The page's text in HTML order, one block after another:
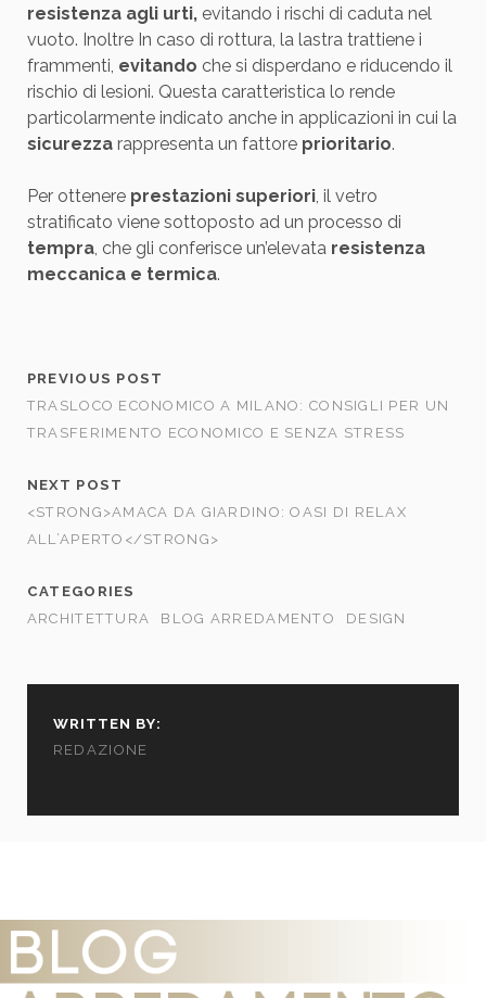
resistenza agli urti, evitando i rischi di caduta nel
vuoto. Inoltre In caso di rottura, la lastra trattiene i
frammenti, evitando che si disperdano e riducendo il
rischio di lesioni. Questa caratteristica lo rende
particolarmente indicato anche in applicazioni in cui la
sicurezzarappresenta un fattore prioritario.
Per ottenere prestazioni superiori, il vetro
stratificato viene sottoposto ad un processo di
tempra, che gli conferisce un’elevata resistenza
meccanica e termica.
PREVIOUS POST
TRASLOCO ECONOMICO A MILANO: CONSIGLI PER UN
TRASFERIMENTO ECONOMICO E SENZA STRESS
NEXT POST
<STRONG>AMACA DA GIARDINO: OASI DI RELAX
ALL’APERTO</STRONG>
CATEGORIES
ARCHITETTURA
BLOG ARREDAMENTO DESIGN
WRITTEN BY:
REDAZIONE